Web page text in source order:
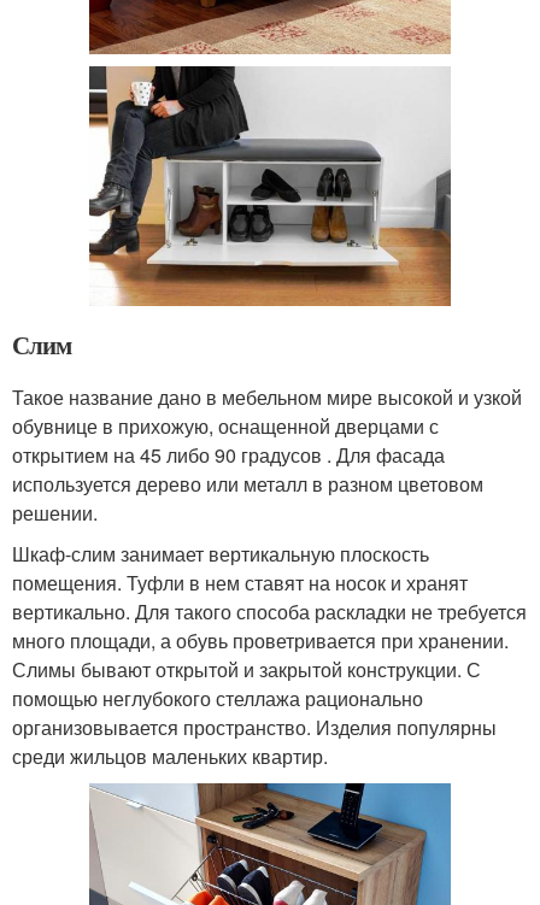
Слим
Такое название дано в мебельном мире высокой и узкой
обувнице в прихожую, оснащенной дверцами с
открытием на 45 либо 90 градусов . Для фасада
используется дерево или металл в разном цветовом
решении.
Шкаф-слим занимает вертикальную плоскость
помещения. Туфли в нем ставят на носок и хранят
вертикально. Для такого способа раскладки не требуется
много площади, а обувь проветривается при хранении.
Слимы бывают открытой и закрытой конструкции. С
помощью неглубокого стеллажа рационально
организовывается пространство. Изделия популярны
среди жильцов маленьких квартир.